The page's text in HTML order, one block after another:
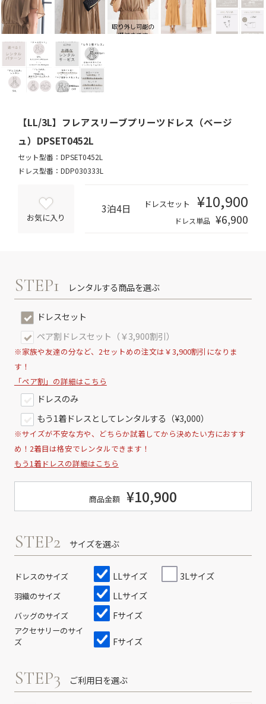
【LL/3L】フレアスリーブプリーツドレス（ベージ
ュ）DPSET0452L
セット型番：DPSET0452L
ドレス型番：DDP030333L
お気に入り
3泊4日 ドレスセット ¥10,900
ドレス単品 ¥6,900
STEP1 レンタルする商品を選ぶ
ドレスセット
ペア割ドレスセット（￥3,900割引）
※家族や友達の分など、2セットめの注文は￥3,900割引になりま
す！
「ペア割」の詳細はこちら
ドレスのみ
もう1着ドレスとしてレンタルする（¥3,000）
※サイズが不安な方や、どちらか試着してから決めたい方におすす
め！2着目は格安でレンタルできます！
もう1着ドレスの詳細はこちら
商品金額 ¥10,900
STEP2 サイズを選ぶ
ドレスのサイズ LLサイズ 3Lサイズ
羽織のサイズ LLサイズ
バッグのサイズ Fサイズ
アクセサリーのサイ
ズ
Fサイズ
STEP3 ご利用日を選ぶ